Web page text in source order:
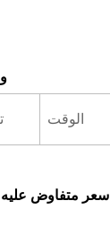
سعر متفاوض عليه